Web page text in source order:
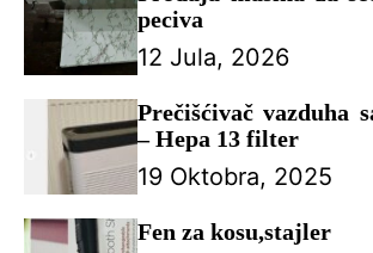
peciva
12 Jula, 2026
Prečišćivač vazduha
– Hepa 13 filter
19 Oktobra, 2025
Fen za kosu,stajler